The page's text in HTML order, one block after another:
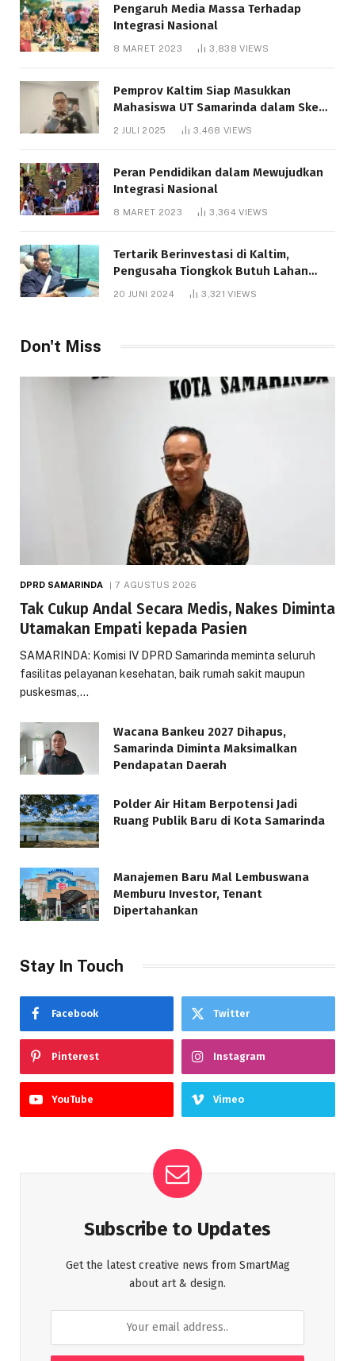
Pengaruh Media Massa Terhadap
Integrasi Nasional
8 MARET 2023 3,838VIEWS
Pemprov Kaltim Siap Masukkan
Mahasiswa UT Samarinda dalam Skema
Bantuan Pendidikan Gratispol
2 JULI 2025 3,468 VIEWS
Peran Pendidikan dalam Mewujudkan
Integrasi Nasional
8 MARET 2023 3,364VIEWS
Tertarik Berinvestasi di Kaltim,
Pengusaha Tiongkok Butuh Lahan
1.000 Hektare
20 JUNI 2024 3,321VIEWS
Don't Miss
DPRD SAMARINDA 7 AGUSTUS 2026
Tak Cukup Andal Secara Medis, Nakes Diminta
Utamakan Empati kepada Pasien
SAMARINDA: Komisi IV DPRD Samarinda meminta seluruh
fasilitas pelayanan kesehatan, baik rumah sakit maupun
puskesmas,…
Wacana Bankeu 2027 Dihapus,
Samarinda Diminta Maksimalkan
Pendapatan Daerah
Polder Air Hitam Berpotensi Jadi
Ruang Publik Baru di Kota Samarinda
Manajemen Baru Mal Lembuswana
Memburu Investor, Tenant
Dipertahankan
Stay In Touch
Facebook Twitter
Pinterest Instagram
YouTube Vimeo
Subscribe to Updates
Get the latest creative news from SmartMag
about art & design.